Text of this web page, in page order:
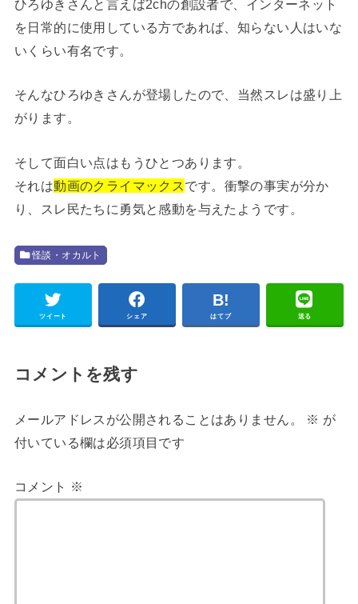
ひろゆきさんと言えば2chの創設者で、インターネット
を日常的に使用している方であれば、知らない人はいな
いくらい有名です。
そんなひろゆきさんが登場したので、当然スレは盛り上
がります。
そして面白い点はもうひとつあります。
それは動画のクライマックス です。衝撃の事実が分か
り、スレ民たちに勇気と感動を与えたようです。
怪談・オカルト
ツイート シェア はてブ 送る
コメントを残す
メールアドレスが公開されることはありません。 ※ が
付いている欄は必須項目です
コメント ※